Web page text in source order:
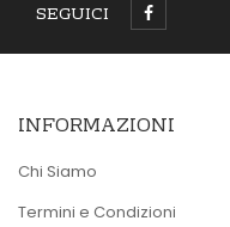
SEGUICI
INFORMAZIONI
Chi Siamo
Termini e Condizioni